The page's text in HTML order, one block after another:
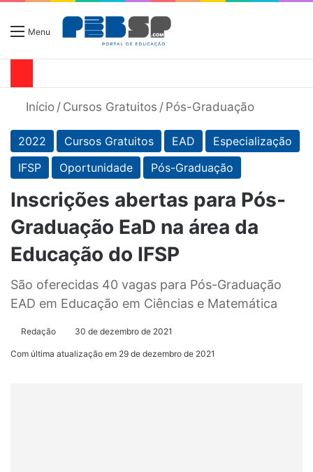
Menu
Início / Cursos Gratuitos / Pós-Graduação
2022 Cursos Gratuitos EAD
Especialização
IFSP
Oportunidade Pós-Graduação
Inscrições abertas para Pós-
Graduação EaD na área da
Educação do IFSP
São oferecidas 40 vagas para Pós-Graduação
EAD em Educação em Ciências e Matemática
Redação 30 de dezembro de 2021
Com última atualização em 29 de dezembro de 2021